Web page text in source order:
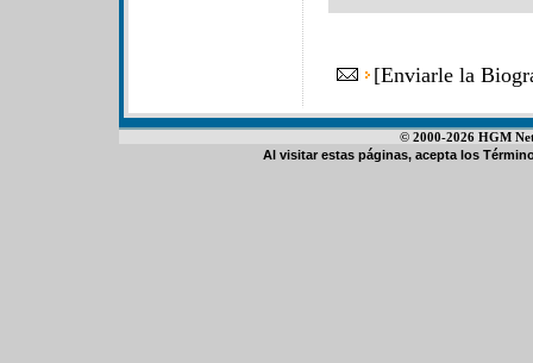
[Enviarle la
© 2000-2026 HGM
Al visitar estas páginas, acepta los